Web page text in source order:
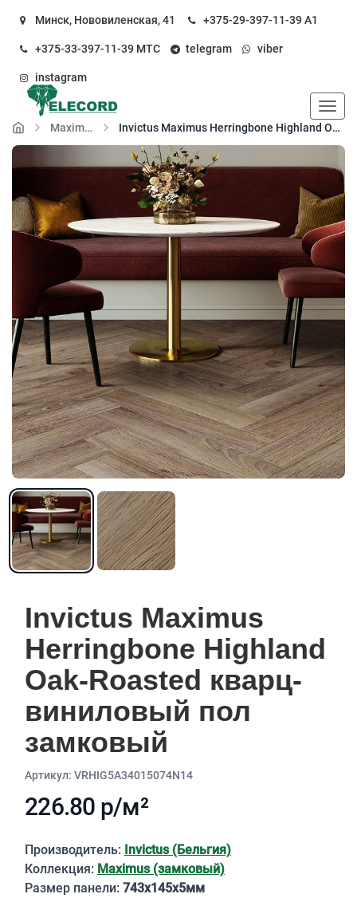
Минск, Нововиленская, 41 +375-29-397-11-39А1
+375-33-397-11-39 МТС telegram viber
instagram
Maximus замок елка
Invictus Maximus Herringbone Highland Oak-Roasted кварц-виниловый пол замковый
Invictus Maximus
Herringbone Highland
Oak-Roasted кварц-
виниловый пол
замковый
Aртикул: VRHIG5A34015074N14
226.80 р/м²
Описание
Производитель: Invictus (Бельгия)
Коллекция: Maximus (замковый)
Размер панели: 743х145х5мм